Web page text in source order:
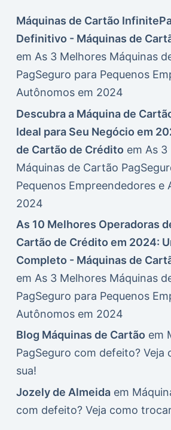
Máquinas de Cartão
Definitivo - Máquinas de
em As 3 Melhores Máquinas
PagSeguro para Pequenos
Autônomos em 2024
Descubra a Máquina de
Ideal para Seu Negócio em
de Cartão de Crédito em As 3
Máquinas de Cartão
Pequenos Empreendedores e
2024
As 10 Melhores Operadoras
Cartão de Crédito em 2024:
Completo - Máquinas de
em As 3 Melhores Máquinas
PagSeguro para Pequenos
Autônomos em 2024
Blog Máquinas de Cartão em
PagSeguro com defeito? Veja
sua!
Jozely de Almeidaem
com defeito? Veja como